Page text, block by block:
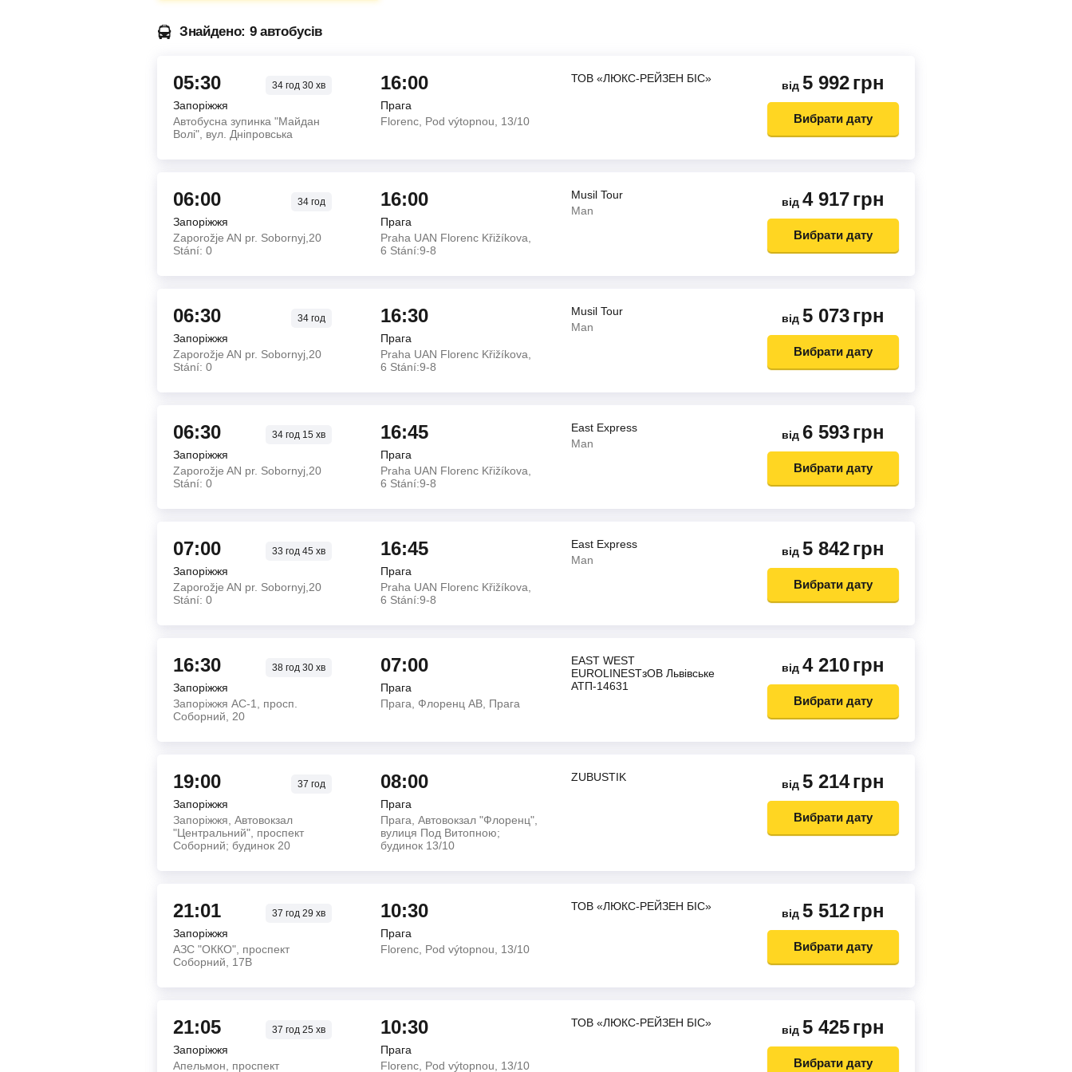
Знайдено: 9 автобусів
05:30 34 год30 хв
Запоріжжя
Автобусна зупинка "Майдан
Волі", вул. Дніпровська
16:00
Прага
Florenc, Pod výtopnou, 13/10
ТОВ «ЛЮКС-РЕЙЗЕН БІС»
від 5 992грн
Вибрати дату
06:00 34 год
Запоріжжя
Zaporožje AN pr. Sobornyj,20
Stání: 0
16:00
Прага
Praha UAN Florenc Křižíkova,
6 Stání:9-8
Musil Tour
Man
від 4 917грн
Вибрати дату
06:30 34 год
Запоріжжя
Zaporožje AN pr. Sobornyj,20
Stání: 0
16:30
Прага
Praha UAN Florenc Křižíkova,
6 Stání:9-8
Musil Tour
Man
від 5 073грн
Вибрати дату
06:30 34 год15 хв
Запоріжжя
Zaporožje AN pr. Sobornyj,20
Stání: 0
16:45
Прага
Praha UAN Florenc Křižíkova,
6 Stání:9-8
East Express
Man
від 6 593грн
Вибрати дату
07:00 33 год45 хв
Запоріжжя
Zaporožje AN pr. Sobornyj,20
Stání: 0
16:45
Прага
Praha UAN Florenc Křižíkova,
6 Stání:9-8
East Express
Man
від 5 842грн
Вибрати дату
16:30 38 год30 хв
Запоріжжя
Запоріжжя АС-1, просп.
Соборний, 20
07:00
Прага
Прага, Флоренц АВ, Прага
EAST WEST
EUROLINESТзОВ Львiвське
АТП-14631
від 4 210грн
Вибрати дату
19:00 37 год
Запоріжжя
Запоріжжя, Автовокзал
"Центральний", проспект
Соборний; будинок 20
08:00
Прага
Прага, Автовокзал "Флоренц",
вулиця Под Витопною;
будинок 13/10
ZUBUSTIK
від 5 214грн
Вибрати дату
21:01 37 год29 хв
Запоріжжя
АЗС "ОККО", проспект
Соборний, 17В
10:30
Прага
Florenc, Pod výtopnou, 13/10
ТОВ «ЛЮКС-РЕЙЗЕН БІС»
від 5 512грн
Вибрати дату
21:05 37 год25 хв
Запоріжжя
Апельмон, проспект
10:30
Прага
Florenc, Pod výtopnou, 13/10
ТОВ «ЛЮКС-РЕЙЗЕН БІС»
від 5 425грн
Вибрати дату